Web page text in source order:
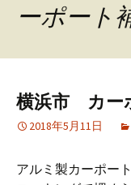
ーポート
横浜市 カー
2018年5月11日
アルミ製カーポー